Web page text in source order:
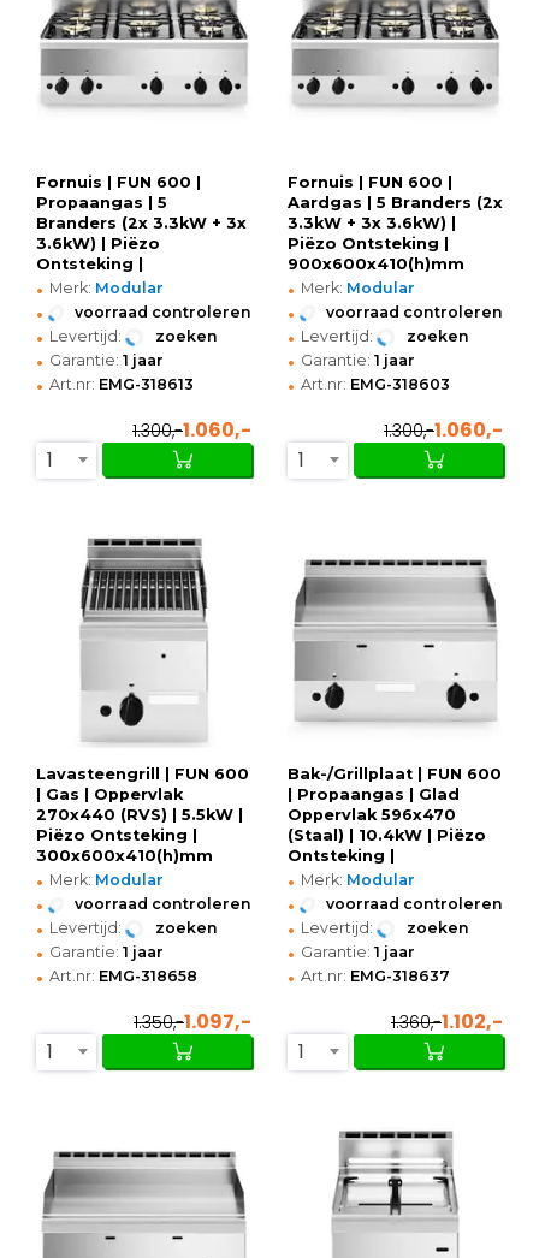
Fornuis | FUN 600 |
Propaangas | 5
Branders (2x 3.3kW + 3x
3.6kW) | Piëzo
Ontsteking |
900x600x410(h)mm
• Merk: Modular
• voorraad controleren
• Levertijd: zoeken
• Garantie: 1 jaar
• Art.nr: EMG-318613
1.300,-1.060,-
1
Fornuis | FUN 600 |
Aardgas | 5 Branders (2x
3.3kW + 3x 3.6kW) |
Piëzo Ontsteking |
900x600x410(h)mm
• Merk: Modular
• voorraad controleren
• Levertijd: zoeken
• Garantie: 1 jaar
• Art.nr: EMG-318603
1.300,-1.060,-
1
Lavasteengrill | FUN 600
| Gas | Oppervlak
270x440 (RVS) | 5.5kW |
Piëzo Ontsteking |
300x600x410(h)mm
• Merk: Modular
• voorraad controleren
• Levertijd: zoeken
• Garantie: 1 jaar
• Art.nr: EMG-318658
1.350,-1.097,-
1
Bak-/Grillplaat | FUN 600
| Propaangas | Glad
Oppervlak 596x470
(Staal) | 10.4kW | Piëzo
Ontsteking |
600x600x410(h)mm
• Merk: Modular
• voorraad controleren
• Levertijd: zoeken
• Garantie: 1 jaar
• Art.nr: EMG-318637
1.360,-1.102,-
1